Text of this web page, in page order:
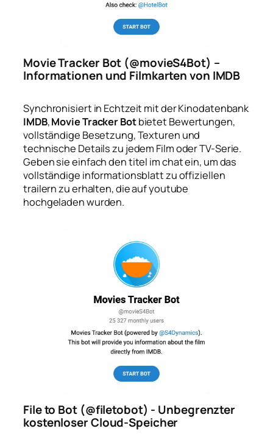
Movie Tracker Bot (@movieS4Bot) –
Informationen und Filmkarten von IMDB
Synchronisiert in Echtzeit mit der Kinodatenbank
IMDB,Movie Tracker Botbietet Bewertungen,
vollständige Besetzung, Texturen und
technische Details zu jedem Film oder TV-Serie.
Geben sie einfach den titel im chat ein, um das
vollständige informationsblatt zu offiziellen
trailern zu erhalten, die auf youtube
hochgeladen wurden.
File to Bot (@filetobot) - Unbegrenzter
kostenloser Cloud-Speicher